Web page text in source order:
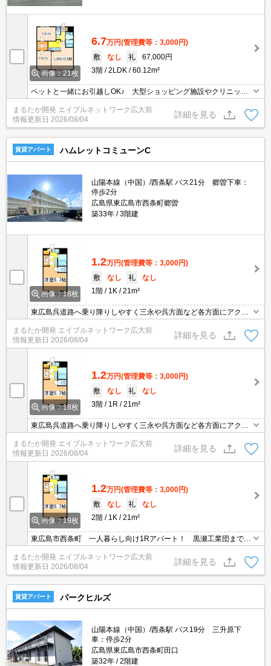
画像：21枚
6.7万円(管理費等：3,000円)
敷
なし 礼
67,000円
3階
2LDK 60.12m²
ペットと一緒にお引越しOK♪ 大型ショッピング施設やクリニック
が複数揃った環境で不安なく新生活をスタートいただけます！ 毎
日快適にお買い物ができますよ♪ バイパスへ乗り降りしやすく便利
です♪
まるたか開発 エイブルネットワーク広大前
情報更新日 2026/08/04
詳細を見る
賃貸アパート ハムレットコミューンC
山陽本線（中国）/西条駅 バス21分 郷曽下車：
停歩2分
広島県東広島市西条町郷曽
築33年
3階建
画像：18枚
1.2万円(管理費等：3,000円)
敷
なし 礼
なし
1階
1K 21m²
東広島呉道路へ乗り降りしやすく三永や呉方面など各方面にアクセ
スしやすい立地です！ 一人暮らしに欠かせないコンビニ、飲食店
が１ｋｍ圏内に複数あります♪ 南向きで日当たりの良い室内で快適
な毎日をどうぞ！！
まるたか開発 エイブルネットワーク広大前
情報更新日 2026/08/04
詳細を見る
画像：18枚
1.2万円(管理費等：3,000円)
敷
なし 礼
なし
3階
1R 21m²
東広島呉道路へ乗り降りしやすく三永や呉方面など各方面にアクセ
スしやすい立地です！ 一人暮らしに欠かせないコンビニ、飲食店
が１ｋｍ圏内に複数あります♪ 南向きで日当たりの良い室内で快適
な毎日をどうぞ！！
まるたか開発 エイブルネットワーク広大前
情報更新日 2026/08/04
詳細を見る
画像：19枚
1.2万円(管理費等：3,000円)
敷
なし 礼
なし
2階
1K 21m²
東広島市西条町 一人暮らし向け1Rアパート！ 黒瀬工業団まで車
で7分と通いやすい立地です♪ 東広島呉道路に乗り降りしやすく、
三永や呉方面など各方面へのアクセスも良好！ コンビニまで850
m♪
まるたか開発 エイブルネットワーク広大前
情報更新日 2026/08/04
詳細を見る
賃貸アパート パークヒルズ
山陽本線（中国）/西条駅 バス19分 三升原下
車：停歩2分
広島県東広島市西条町田口
築32年
2階建